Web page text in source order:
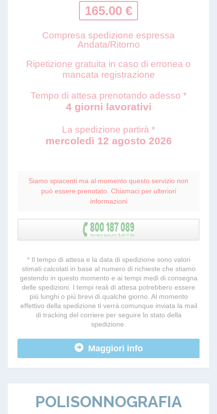
165.00 €
Compresa spedizione espressa
Andata/Ritorno
Ripetizione gratuita in caso di erronea o
mancata registrazione
Tempo di attesa prenotando adesso *
4 giorni lavorativi
La spedizione partirà *
mercoledì 12 agosto 2026
Siamo spiacenti ma al momento questo servizio non
può essere prenotato. Chiamaci per ulteriori
informazioni
* Il tempo di attesa e la data di spedizione sono valori
stimati calcolati in base al numero di richieste che stiamo
gestendo in questo momento e ai tempi medi di consegna
delle spedizioni. I tempi reali di attesa potrebbero essere
più lunghi o più brevi di qualche giorno. Al momento
effettivo della spedizione ti verrà comunque inviata la mail
di tracking del corriere per seguire lo stato della
spedizione.
Maggiori info
POLISONNOGRAFIA